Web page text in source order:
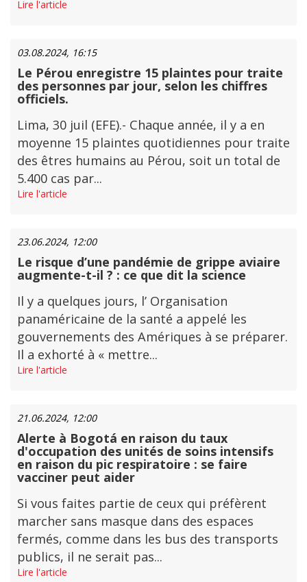
Lire l'article
03.08.2024, 16:15
Le Pérou enregistre 15 plaintes pour traite
des personnes par jour, selon les chiffres
officiels.
Lima, 30 juil (EFE).- Chaque année, il y a en
moyenne 15 plaintes quotidiennes pour traite
des êtres humains au Pérou, soit un total de
5.400 cas par...
Lire l'article
23.06.2024, 12:00
Le risque d’une pandémie de grippe aviaire
augmente-t-il ? : ce que dit la science
Il y a quelques jours, l’ Organisation
panaméricaine de la santé a appelé les
gouvernements des Amériques à se préparer.
Il a exhorté à « mettre...
Lire l'article
21.06.2024, 12:00
Alerte à Bogotá en raison du taux
d'occupation des unités de soins intensifs
en raison du pic respiratoire : se faire
vacciner peut aider
Si vous faites partie de ceux qui préfèrent
marcher sans masque dans des espaces
fermés, comme dans les bus des transports
publics, il ne serait pas...
Lire l'article